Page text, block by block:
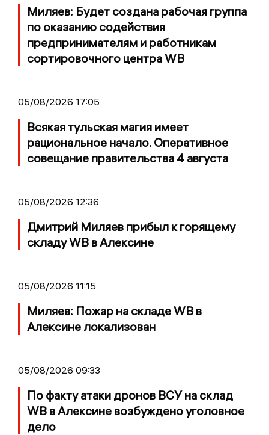
Миляев: Будет создана рабочая группа
по оказанию содействия
предпринимателям и работникам
сортировочного центра WB
05/08/2026 17:05
Всякая тульская магия имеет
рациональное начало. Оперативное
совещание правительства 4 августа
05/08/2026 12:36
Дмитрий Миляев прибыл к горящему
складу WB в Алексине
05/08/2026 11:15
Миляев: Пожар на складе WB в
Алексине локализован
05/08/2026 09:33
По факту атаки дронов ВСУ на склад
WB в Алексине возбуждено уголовное
дело